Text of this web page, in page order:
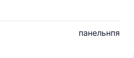
панельнпя